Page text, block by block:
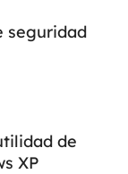
seguridad
de
XP